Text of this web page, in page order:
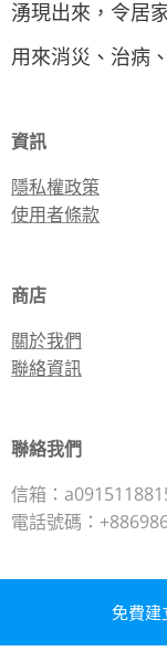
湧現出來，令居
用來消災、治病
資訊
隱私權政策
使用者條款
商店
關於我們
聯絡資訊
聯絡我們
信箱：
電話號碼：
免費建